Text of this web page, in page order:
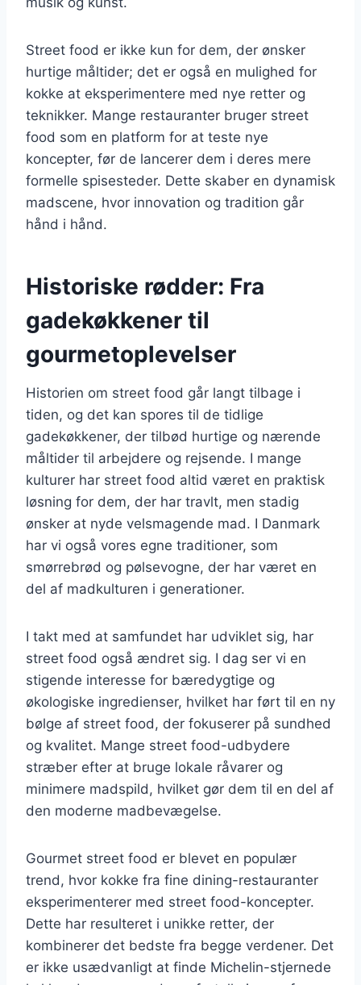
Street food er ikke kun for dem, der ønsker
hurtige måltider; det er også en mulighed for
kokke at eksperimentere med nye retter og
teknikker. Mange restauranter bruger street
food som en platform for at teste nye
koncepter, før de lancerer dem i deres mere
formelle spisesteder. Dette skaber en dynamisk
madscene, hvor innovation og tradition går
hånd i hånd.
Historiske rødder: Fra
gadekøkkener til
gourmetoplevelser
Historien om street food går langt tilbage i
tiden, og det kan spores til de tidlige
gadekøkkener, der tilbød hurtige og nærende
måltider til arbejdere og rejsende. I mange
kulturer har street food altid været en praktisk
løsning for dem, der har travlt, men stadig
ønsker at nyde velsmagende mad. I Danmark
har vi også vores egne traditioner, som
smørrebrød og pølsevogne, der har været en
del af madkulturen i generationer.
I takt med at samfundet har udviklet sig, har
street food også ændret sig. I dag ser vi en
stigende interesse for bæredygtige og
økologiske ingredienser, hvilket har ført til en ny
bølge af street food, der fokuserer på sundhed
og kvalitet. Mange street food-udbydere
stræber efter at bruge lokale råvarer og
minimere madspild, hvilket gør dem til en del af
den moderne madbevægelse.
Gourmet street food er blevet en populær
trend, hvor kokke fra fine dining-restauranter
eksperimenterer med street food-koncepter.
Dette har resulteret i unikke retter, der
kombinerer det bedste fra begge verdener. Det
er ikke usædvanligt at finde Michelin-stjernede